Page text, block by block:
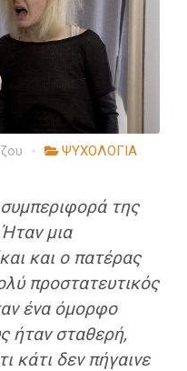
ΨΥΧΟΛΟΓΙΑ
της
μια
και ο πατέρας
προστατευτικός
ένα όμορφο
ήταν σταθερή,
κάτι δεν πήγαινε